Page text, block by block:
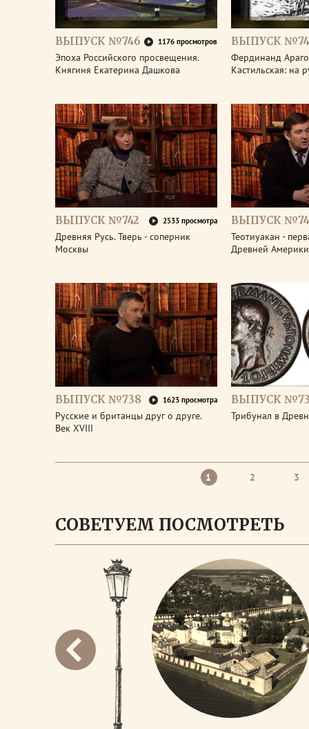
ВЫПУСК №746 1176 просмотров
Эпоха Российского просвещения.
Княгиня Екатерина Дашкова
ВЫПУСК
Фердинанд
Кастильская: на
ВЫПУСК №742 2533 просмотра
Древняя Русь. Тверь - соперник
Москвы
ВЫПУСК
Теотиуакан -
Древней Америки
ВЫПУСК №738 1623 просмотра
Русские и британцы друг о друге.
Век XVIII
ВЫПУСК
Трибунал в
1 2 3
СОВЕТУЕМ ПОСМОТРЕТЬ